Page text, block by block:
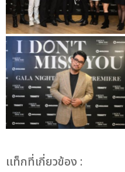
เเท็กที่เกี่ยวข้อง :